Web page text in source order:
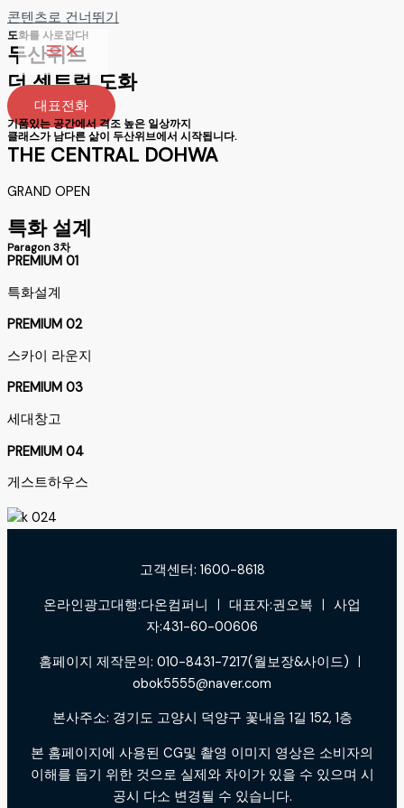
콘텐츠로 건너뛰기
도화를 사로잡다!
두산위브
더 센트럴 도화
대표전화
기품있는 공간에서 격조 높은 일상까지
클래스가 남다른 삶이 두산위브에서 시작됩니다.
THE CENTRAL DOHWA
GRAND OPEN
특화 설계
Paragon 3차
PREMIUM 01
특화설계
PREMIUM 02
스카이 라운지
PREMIUM 03
세대창고
PREMIUM 04
게스트하우스
고객센터: 1600-8618
온라인광고대행:다온컴퍼니 ㅣ 대표자:권오복 ㅣ 사업
자:431-60-00606
홈페이지 제작문의: 010-8431-7217(월보장&사이드) ㅣ
obok5555@naver.com
본사주소: 경기도 고양시 덕양구 꽃내음 1길 152, 1층
본 홈페이지에 사용된 CG및 촬영 이미지 영상은 소비자의
이해를 돕기 위한 것으로 실제와 차이가 있을 수 있으며 시
공시 다소 변경될 수 있습니다.